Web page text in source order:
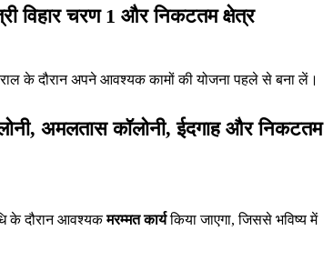
विहार चरण 1 और निकटतम क्षेत्र
के दौरान अपने आवश्यक कामों की योजना पहले से बना लें।
अमलतास कॉलोनी, ईदगाह और निकटतम
के दौरान आवश्यकमरम्मत कार्यकिया जाएगा, जिससे भविष्य में